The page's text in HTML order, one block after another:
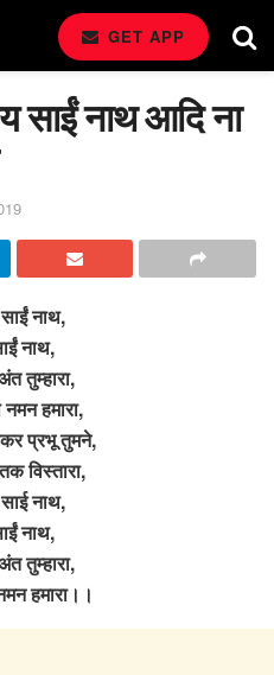
GET APP
नाथ आदि ना
नाथ,
नाथ,
तुम्हारा,
नमन हमारा,
प्रभू तुमने,
विस्तारा,
नाथ,
नाथ,
तुम्हारा,
हमारा।।